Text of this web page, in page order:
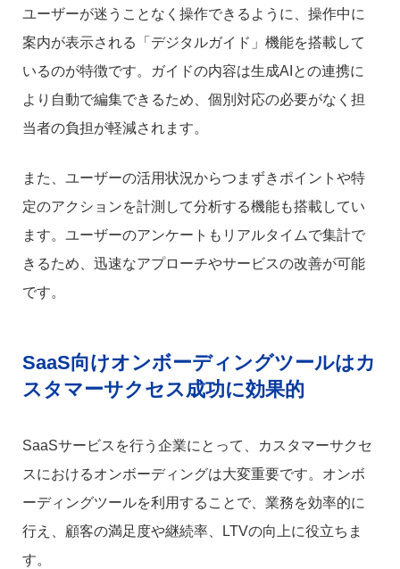
ユーザーが迷うことなく操作できるように、操作中に
案内が表示される「デジタルガイド」機能を搭載して
いるのが特徴です。ガイドの内容は生成AIとの連携に
より自動で編集できるため、個別対応の必要がなく担
当者の負担が軽減されます。
また、ユーザーの活用状況からつまずきポイントや特
定のアクションを計測して分析する機能も搭載してい
ます。ユーザーのアンケートもリアルタイムで集計で
きるため、迅速なアプローチやサービスの改善が可能
です。
SaaS向けオンボーディングツールはカ
スタマーサクセス成功に効果的
SaaSサービスを行う企業にとって、カスタマーサクセ
スにおけるオンボーディングは大変重要です。オンボ
ーディングツールを利用することで、業務を効率的に
行え、顧客の満足度や継続率、LTVの向上に役立ちま
す。